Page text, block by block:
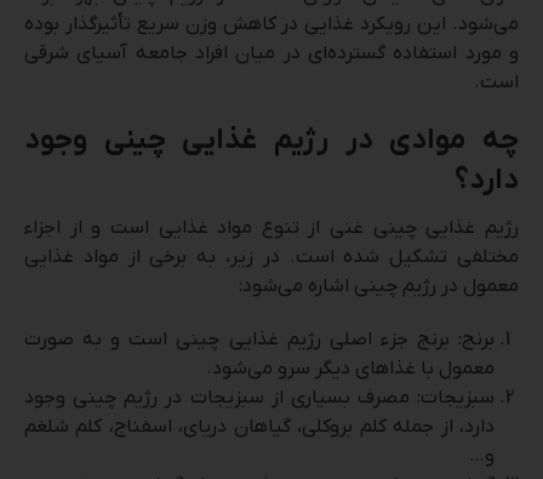
می‌شود. این رویکرد غذایی در کاهش وزن سریع تأثیرگذار بوده
و مورد استفاده گسترده‌ای در میان افراد جامعه آسیای شرقی
است.
چه موادی در رژیم غذایی چینی وجود
دارد؟
رژیم غذایی چینی غنی از تنوع مواد غذایی است و از اجزاء
مختلفی تشکیل شده است. در زیر، به برخی از مواد غذایی
معمول در رژیم چینی اشاره می‌شود:
برنج: برنج جزء اصلی رژیم غذایی چینی است و به صورت
معمول با غذاهای دیگر سرو می‌شود.
سبزیجات: مصرف بسیاری از سبزیجات در رژیم چینی وجود
دارد، از جمله کلم بروکلی، گیاهان دریای، اسفناج، کلم شلغم
و…